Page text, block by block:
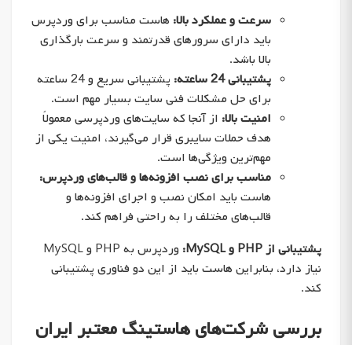
سرعت و عملکرد بالا: هاست مناسب برای وردپرس
باید دارای سرورهای قدرتمند و سرعت بارگذاری
بالا باشد.
پشتیبانی 24 ساعته:
پشتیبانی سریع و 24 ساعته
برای حل مشکلات فنی سایت بسیار مهم است.
امنیت بالا: از آنجا که سایت‌های وردپرسی معمولاً
هدف حملات سایبری قرار می‌گیرند، امنیت یکی از
مهم‌ترین ویژگی‌ها است.
مناسب برای نصب افزونه‌ها و قالب‌های وردپرس:
هاست باید امکان نصب و اجرای افزونه‌ها و
قالب‌های مختلف را به راحتی فراهم کند.
پشتیبانی از PHP و MySQL:
وردپرس به PHP و MySQL
نیاز دارد، بنابراین هاست باید از این دو فناوری پشتیبانی
کند.
بررسی شرکت‌های هاستینگ معتبر ایران